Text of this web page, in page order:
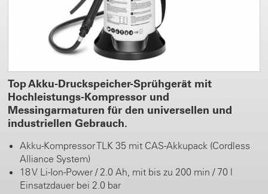
Top Akku-Druckspeicher-Sprühgerät mit
Hochleistungs-Kompressor und
Messingarmaturen für den universellen und
industriellen Gebrauch.
Akku-Kompressor TLK 35 mit CAS-Akkupack (Cordless
Alliance System)
18 V Li-Ion-Power / 2.0 Ah, mit bis zu 200 min / 70 l
Einsatzdauer bei 2.0 bar